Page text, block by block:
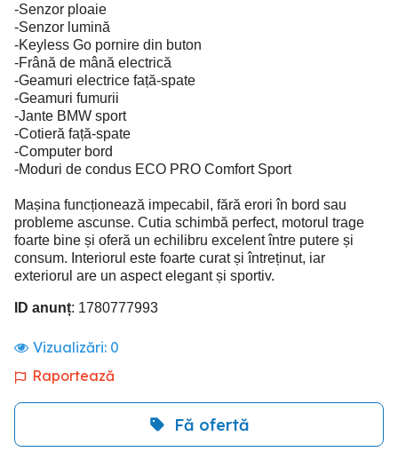
-Senzor ploaie
-Senzor lumină
-Keyless Go pornire din buton
-Frână de mână electrică
-Geamuri electrice față-spate
-Geamuri fumurii
-Jante BMW sport
-Cotieră față-spate
-Computer bord
-Moduri de condus ECO PRO Comfort Sport
Mașina funcționează impecabil, fără erori în bord sau
probleme ascunse. Cutia schimbă perfect, motorul trage
foarte bine și oferă un echilibru excelent între putere și
consum. Interiorul este foarte curat și întreținut, iar
exteriorul are un aspect elegant și sportiv.
ID anunț: 1780777993
Vizualizări: 0
Raportează
Fă ofertă